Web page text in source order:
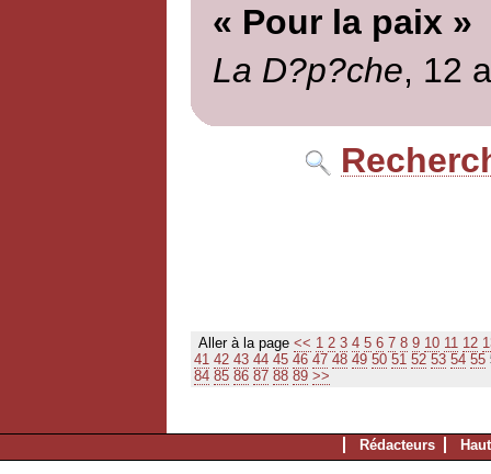
« Pour la paix »
La D?p?che, 12
Aller à la page << 1 2 3 4 5 6 7 8 9 10 11 12
41 42 43 44 45 46 47 48 49 50 51 52 53 54 55
84 85 86 87 88 89 >>
Rédacteurs